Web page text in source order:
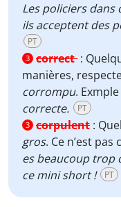
Les policiers
ils acceptent des
PT
3 correct :
manières,
corrompu. Exmple
correcte. PT
3 corpulent :
gros. Ce n’est pas
es beaucoup
ce mini short !
PT